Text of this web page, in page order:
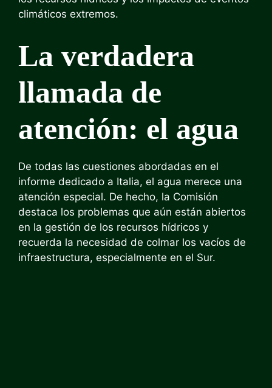
climáticos extremos.
La verdadera
llamada de
atención: el agua
De todas las cuestiones abordadas en el
informe dedicado a Italia, el agua merece una
atención especial. De hecho, la Comisión
destaca los problemas que aún están abiertos
en la gestión de los recursos hídricos y
recuerda la necesidad de colmar los vacíos de
infraestructura, especialmente en el Sur.